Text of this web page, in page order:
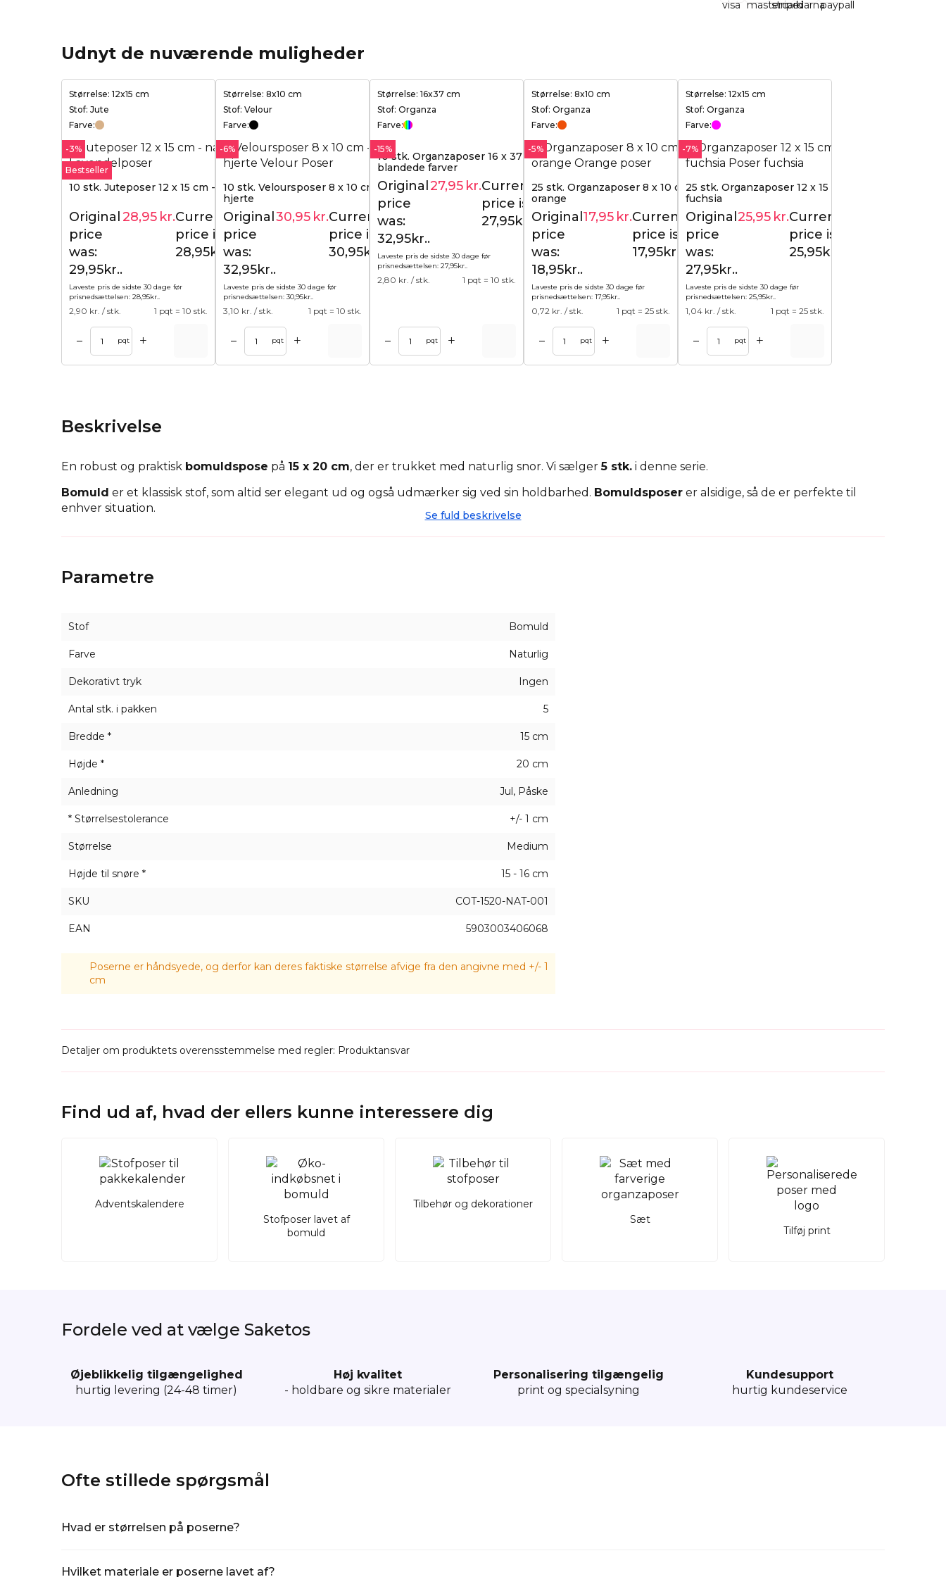
Udnyt de nuværende muligheder
Størrelse: 12x15 cm
Stof: Jute
Farve:
Bestseller
-3%
10 stk. Juteposer 12 x 15 cm - naturlig
29,95 kr.
Original
price
was:
29,95kr..
28,95 kr.Current
price is:
28,95kr..
Laveste pris de sidste 30 dage før
prisnedsættelsen: 28,95kr..
2,90 kr. / stk. 1 pqt = 10 stk.
– pqt +
Størrelse: 8x10 cm
Stof: Velour
Farve:
-6%
10 stk. Veloursposer 8 x 10 cm - sort -
hjerte
32,95
Original
price
was:
32,95kr..
30,95 kr.Current
price is:
30,95kr..
Laveste pris de sidste 30 dage før
prisnedsættelsen: 30,95kr..
3,10 kr. / stk. 1 pqt = 10 stk.
– pqt +
Størrelse: 16x37 cm
Stof: Organza
Farve:
-15%
10 stk. Organzaposer 16 x 37 cm -
blandede farver
32,95 kr.
Original
price
was:
32,95kr..
27,95 kr.Current
price is:
27,95kr..
Laveste pris de sidste 30 dage før
prisnedsættelsen: 27,95kr..
2,80 kr. / stk. 1 pqt = 10 stk.
– pqt +
Tilføj til kurv
Størrelse: 8x10 cm
Stof: Organza
Farve:
-5%
25 stk. Organzaposer 8 x 10 cm -
orange
18,95 kr.
Original
price
was:
18,95kr..
17,95 kr.Current
price is:
17,95kr..
Laveste pris de sidste 30 dage før
prisnedsættelsen: 17,95kr..
0,72 kr. / stk. 1 pqt = 25 stk.
– pqt +
Tilføj til kurv
Størrelse: 12x15 cm
Stof: Organza
Farve:
-7%
25 stk. Organzaposer 12 x 15 cm -
fuchsia
Original
price
was:
27,95kr..
25,95 kr.Current
price is:
25,95kr..
Laveste pris de sidste 30 dage før
prisnedsættelsen: 25,95kr..
1,04 kr. / stk. 1 pqt = 25 stk.
– pqt +
Tilføj til kurv
Beskrivelse
En robust og praktisk bomuldspose på 15 x 20 cm, der er trukket med naturlig snor. Vi sælger5 stk. i denne serie.
Bomuld er et klassisk stof, som altid ser elegant ud og også udmærker sig ved sin holdbarhed. Bomuldsposer er alsidige, så de er perfekte til
enhver situation.
Du kan bruge dem derhjemme - de er perfekte til at organisere din kosmetik, dit tøj eller andre ting. Vores kunder opbevarer også fødevarer i
Se fuld beskrivelse
Parametre
Stof Bomuld
Farve Naturlig
Dekorativt tryk Ingen
Antal stk. i pakken 5
Bredde * 15 cm
Højde * 20 cm
Anledning Jul, Påske
* Størrelsestolerance +/- 1 cm
Størrelse Medium
Højde til snøre * 15 - 16 cm
SKU COT-1520-NAT-001
EAN 5903003406068
Poserne er håndsyede, og derfor kan deres faktiske størrelse afvige fra den angivne med +/- 1
cm
Detaljer om produktets overensstemmelse med regler: Produktansvar
Find ud af, hvad der ellers kunne interessere dig
Adventskalendere
Stofposer lavet af
bomuld
Tilbehør og dekorationer
Sæt
Tilføj print
Fordele ved at vælge Saketos
Øjeblikkelig tilgængelighed
hurtig levering (24-48 timer)
Høj kvalitet
- holdbare og sikre materialer
Personalisering tilgængelig
print og specialsyning
Kundesupport
hurtig kundeservice
5 stk. Bomuldsposer 15 x 20 cm - natur
Ofte stillede spørgsmål
Hvad er størrelsen på poserne?
Hvilket materiale er poserne lavet af?